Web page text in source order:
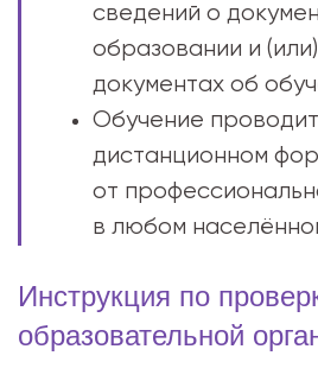
сведений о
образовании и
документах об
Обучение
дистанционном
от
в любом
Инструкция по
образовательной